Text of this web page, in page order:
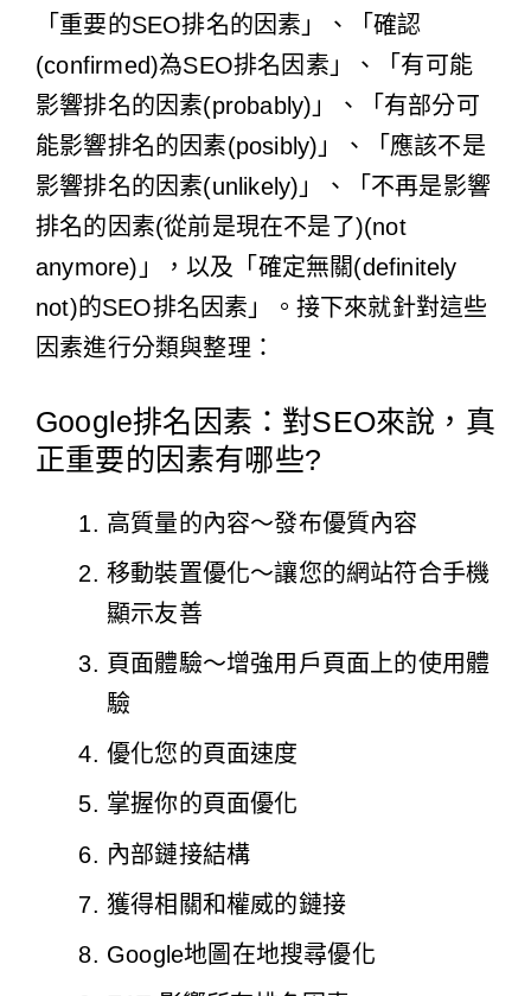
「重要的SEO排名的因素」、「確認
(confirmed)為SEO排名因素」、「有可能
影響排名的因素(probably)」、「有部分可
能影響排名的因素(posibly)」、「應該不是
影響排名的因素(unlikely)」、「不再是影響
排名的因素(從前是現在不是了)(not
anymore)」，以及「確定無關(definitely
not)的SEO排名因素」。接下來就針對這些
因素進行分類與整理：
Google排名因素：對SEO來說，真
正重要的因素有哪些?
高質量的內容～發布優質內容
移動裝置優化～讓您的網站符合手機
顯示友善
頁面體驗～增強用戶頁面上的使用體
驗
優化您的頁面速度
掌握你的頁面優化
內部鏈接結構​
獲得相關和權威的鏈接
Google地圖在地搜尋優化​